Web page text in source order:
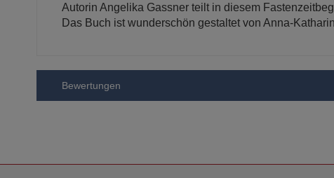
Autorin Angelika Gassner teilt in diesem
Das Buch ist wunderschön gestaltet von Anna-
Bewertungen